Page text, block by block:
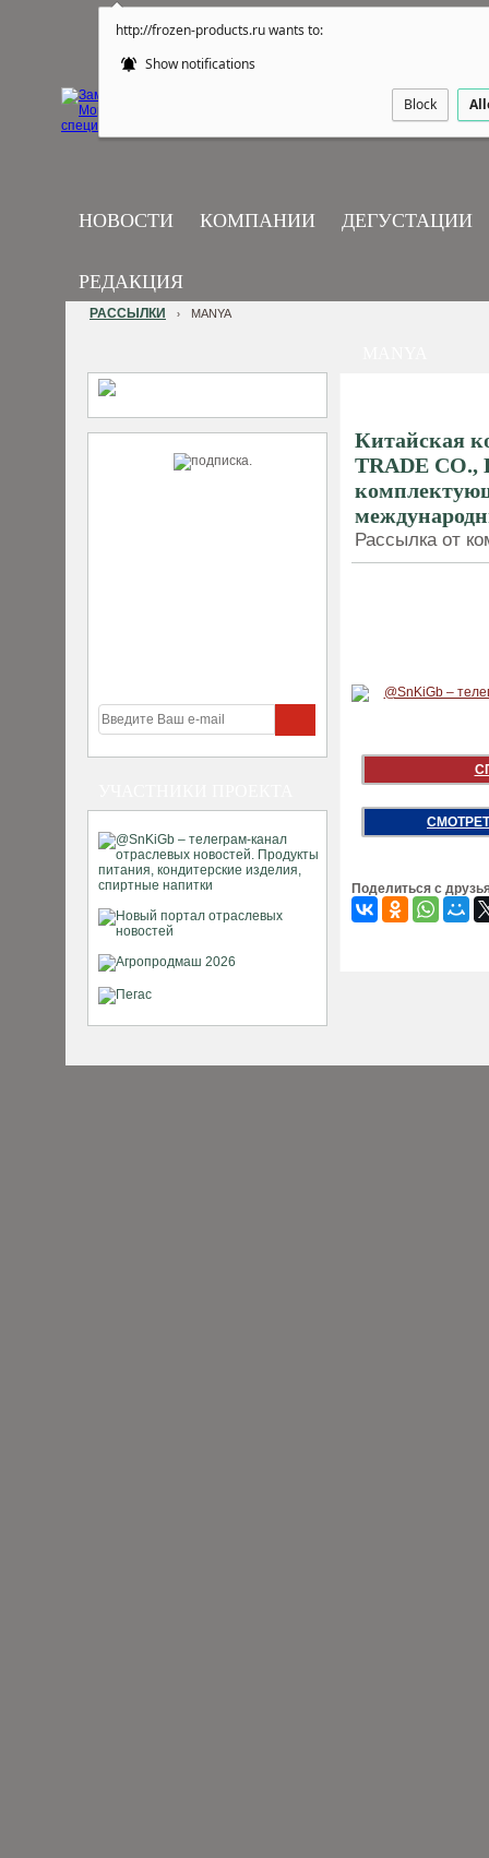
http://frozen-products.ru wants to:
Show notifications
Block
НОВОСТИ КОМПАНИИ ДЕГУСТАЦИИ
РЕДАКЦИЯ
РАССЫЛКИ › MANYA
Китайская
TRADE CO.,
Рассылка от
Поделиться с